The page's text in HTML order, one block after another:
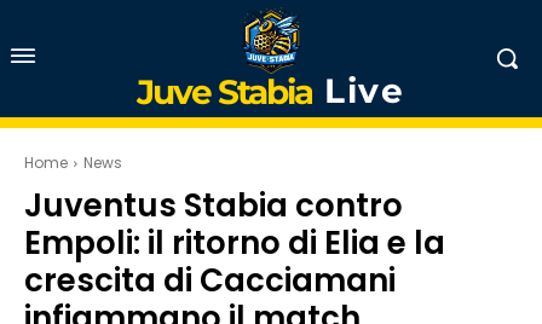
Juve Stabia Live
Home News
Juventus Stabia contro
Empoli: il ritorno di Elia e la
crescita di Cacciamani